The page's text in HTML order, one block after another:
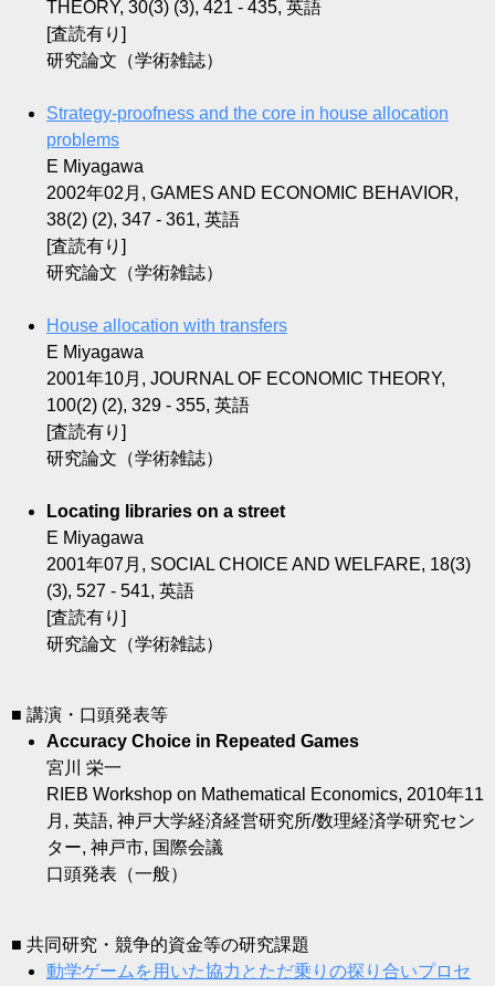
THEORY, 30(3) (3), 421 - 435, 英語
[査読有り]
研究論文（学術雑誌）
Strategy-proofness and the core in house allocation
problems
E Miyagawa
2002年02月, GAMES AND ECONOMIC BEHAVIOR,
38(2) (2), 347 - 361, 英語
[査読有り]
研究論文（学術雑誌）
House allocation with transfers
E Miyagawa
2001年10月, JOURNAL OF ECONOMIC THEORY,
100(2) (2), 329 - 355, 英語
[査読有り]
研究論文（学術雑誌）
Locating libraries on a street
E Miyagawa
2001年07月, SOCIAL CHOICE AND WELFARE, 18(3)
(3), 527 - 541, 英語
[査読有り]
研究論文（学術雑誌）
■ 講演・口頭発表等
Accuracy Choice in Repeated Games
宮川 栄一
RIEB Workshop on Mathematical Economics, 2010年11
月, 英語, 神戸大学経済経営研究所/数理経済学研究セン
ター, 神戸市, 国際会議
口頭発表（一般）
■ 共同研究・競争的資金等の研究課題
動学ゲームを用いた協力とただ乗りの探り合いプロセ